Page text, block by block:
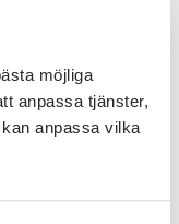
möjliga
anpassa tjänster,
anpassa vilka
tis och tors kl.
eller